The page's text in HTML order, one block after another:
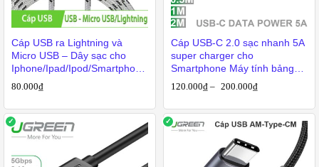
Cáp USB ra Lightning và
Micro USB – Dây sạc cho
Iphone/Ipad/Ipod/Smartphone
Android, Cáp USB phụ kiện
điện tử
80.000₫
Cáp USB-C 2.0 sạc nhanh 5A
super charger cho
Smartphone Máy tính bảng
Samsung Huawei Oppo 0.5M
1M 2M Ugreen
120.000₫ – 200.000₫